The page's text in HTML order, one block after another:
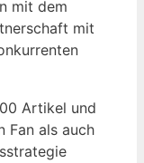
mit dem
mit
Artikel und
Fan als auch